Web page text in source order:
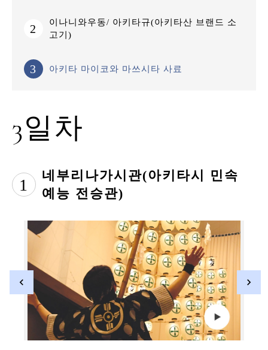
2
이나니와우동/ 아키타규(아키타산 브랜드 소
고기)
3 아키타 마이코와 마쓰시타 사료
3일차
1
네부리나가시관(아키타시 민속
예능 전승관)